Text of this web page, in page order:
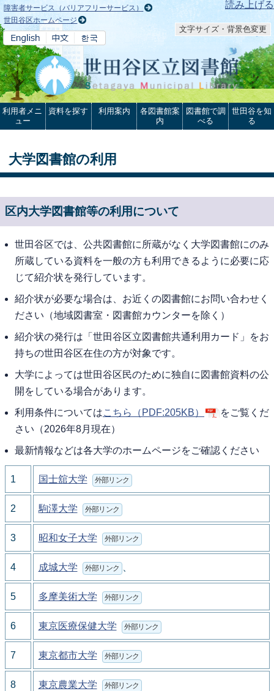
本文へ 読み上げる
障害者サービス（バリアフリーサービス）
世田谷区ホームページ
文字サイズ・背景色変更
利用者メニ
ュー
資料を探す 利用案内
各図書館案
内
図書館で調
べる
世田谷を知
る
大学図書館の利用
区内大学図書館等の利用について
世田谷区では、公共図書館に所蔵がなく大学図書館にのみ
所蔵している資料を一般の方も利用できるように必要に応
じて紹介状を発行しています。
紹介状が必要な場合は、お近くの図書館にお問い合わせく
ださい（地域図書室・図書館カウンターを除く）
紹介状の発行は「世田谷区立図書館共通利用カード」をお
持ちの世田谷区在住の方が対象です。
大学によっては世田谷区民のために独自に図書館資料の公
開をしている場合があります。
利用条件についてはこちら （PDF:205KB）
をご覧くだ
さい（2026年8月現在）
最新情報などは各大学のホームページをご確認ください
1 国士舘大学 外部リンク
2 駒澤大学 外部リンク
3 昭和女子大学 外部リンク
4 成城大学 外部リンク 、
5 多摩美術大学 外部リンク
6 東京医療保健大学 外部リンク
7 東京都市大学 外部リンク
8 東京農業大学 外部リンク